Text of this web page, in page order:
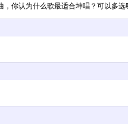
你认为什么歌最适合坤唱？可以多选